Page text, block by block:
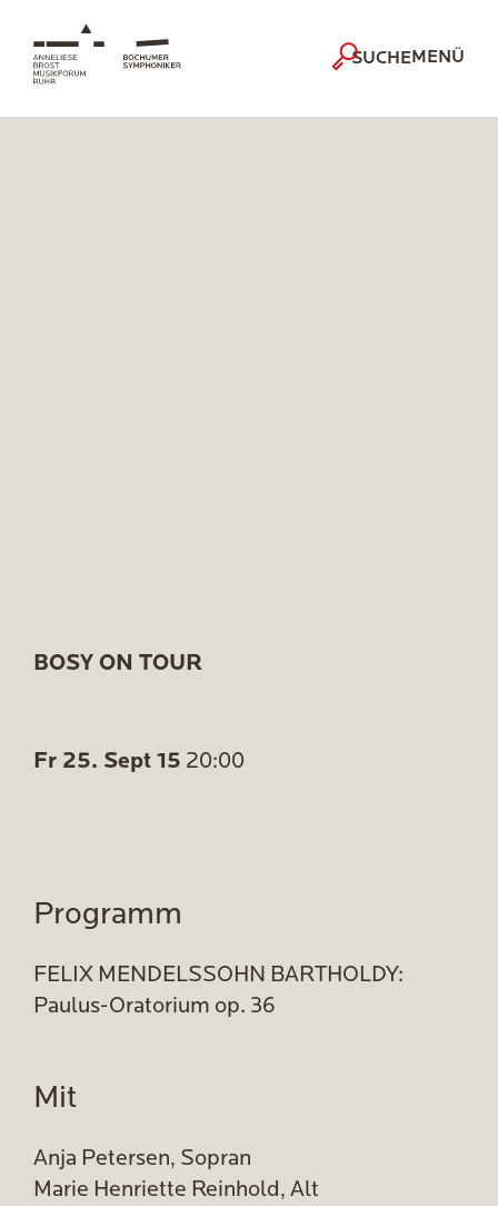
SUCHEMENÜ
BOSY ON TOUR
Fr 25. Sept 15 20:00
Programm
FELIX MENDELSSOHN BARTHOLDY:
Paulus-Oratorium op. 36
Mit
Anja Petersen, Sopran
Marie Henriette Reinhold, Alt